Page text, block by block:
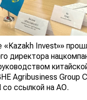
Invest»»
директора
Agribusiness Group
со ссылкой на АО.